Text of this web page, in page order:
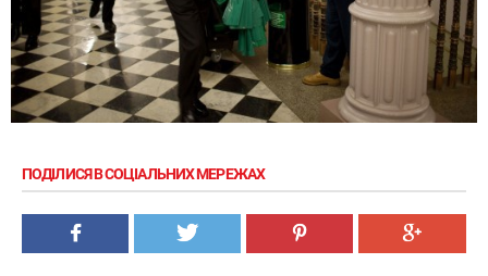
ПОДІЛИСЯ В СОЦІАЛЬНИХ МЕРЕЖАХ